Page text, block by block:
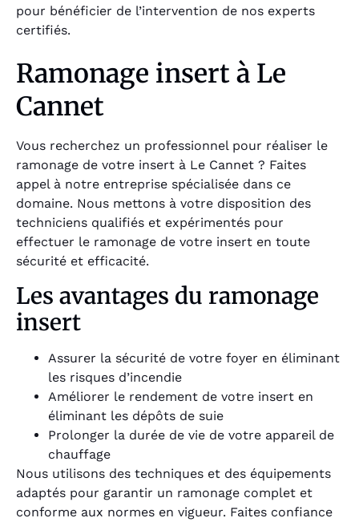
pour bénéficier de l’intervention de nos experts
certifiés.
Ramonage insert à Le
Cannet
Vous recherchez un professionnel pour réaliser le
ramonage de votre insert à Le Cannet ? Faites
appel à notre entreprise spécialisée dans ce
domaine. Nous mettons à votre disposition des
techniciens qualifiés et expérimentés pour
effectuer le ramonage de votre insert en toute
sécurité et efficacité.
Les avantages du ramonage
insert
Assurer la sécurité de votre foyer en éliminant
les risques d’incendie
Améliorer le rendement de votre insert en
éliminant les dépôts de suie
Prolonger la durée de vie de votre appareil de
chauffage
Nous utilisons des techniques et des équipements
adaptés pour garantir un ramonage complet et
conforme aux normes en vigueur. Faites confiance